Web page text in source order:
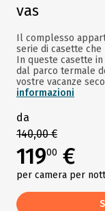
vas
Il complesso
serie di casette
In queste casette
dal parco termale
vostre vacanze
informazioni
da
140,00 €
11900 €
per camera per